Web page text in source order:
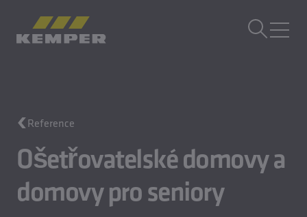
Technologie odlévání
Válcované výrobky
Společnost
Kariéra
CS| CZ Přepínač jazyků
Reference
Ošetřovatelské domovy a
domovy pro seniory